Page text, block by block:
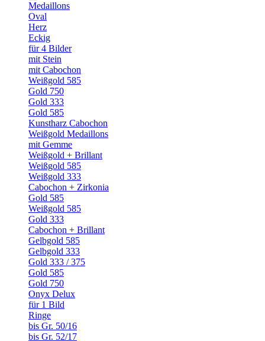
Medaillons
Oval
Herz
Eckig
für 4 Bilder
mit Stein
mit Cabochon
Weißgold 585
Gold 750
Gold 333
Gold 585
Kunstharz Cabochon
Weißgold Medaillons
mit Gemme
Weißgold + Brillant
Weißgold 585
Weißgold 333
Cabochon + Zirkonia
Gold 585
Weißgold 585
Gold 333
Cabochon + Brillant
Gelbgold 585
Gelbgold 333
Gold 333 / 375
Gold 585
Gold 750
Onyx Delux
für 1 Bild
Ringe
bis Gr. 50/16
bis Gr. 52/17